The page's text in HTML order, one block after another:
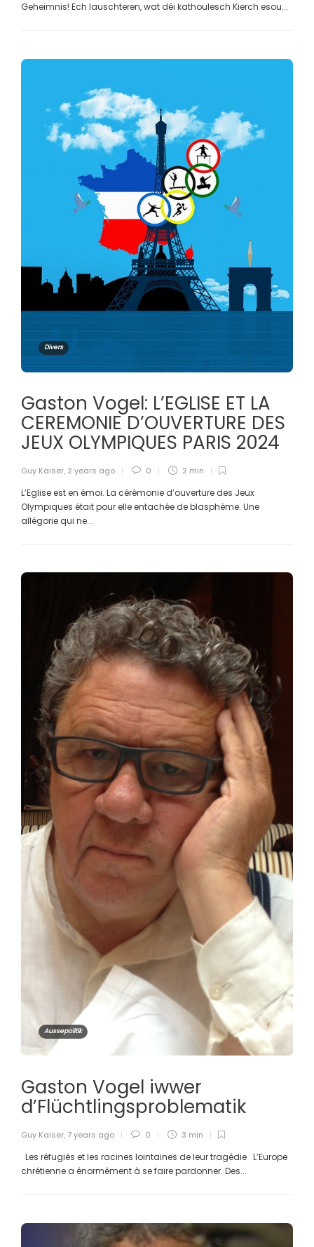
Geheimnis! Ech lauschteren, wat déi kathoulesch Kierch esou...
Divers
Gaston Vogel: L’EGLISE ET LA
CEREMONIE D’OUVERTURE DES
JEUX OLYMPIQUES PARIS 2024
Guy Kaiser, 2 years ago 0 2 min
L’Eglise est en émoi. La cérémonie d’ouverture des Jeux
Olympiques était pour elle entachée de blasphème. Une
allégorie qui ne...
Aussepolitik
Gaston Vogel iwwer
d’Flüchtlingsproblematik
Guy Kaiser, 7 years ago 0 3 min
Les réfugiés et les racines lointaines de leur tragédie L’Europe
chrétienne a énormément à se faire pardonner. Des...